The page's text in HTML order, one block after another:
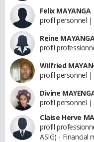
Felix MAYANGA
profil personnel |
Reine
profil
Wilfried
profil personnel |
Divine
profil personnel |
Claise Herve
profil
ASIG) - Financial